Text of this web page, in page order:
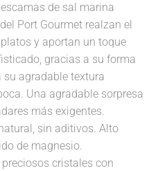
de sal marina
Port Gourmet realzan el
y aportan un toque
gracias a su forma
su agradable textura
Una agradable sorpresa
más exigentes.
sin aditivos. Alto
de magnesio.
preciosos cristales con